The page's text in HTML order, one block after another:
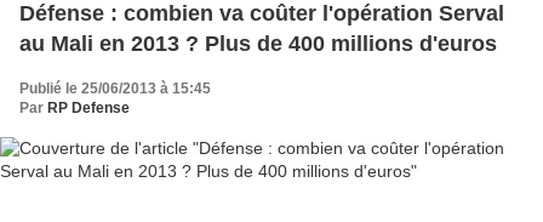
Défense : combien va coûter l'opération Serval
au Mali en 2013 ? Plus de 400 millions d'euros
Publié le 25/06/2013 à 15:45
Par RP Defense